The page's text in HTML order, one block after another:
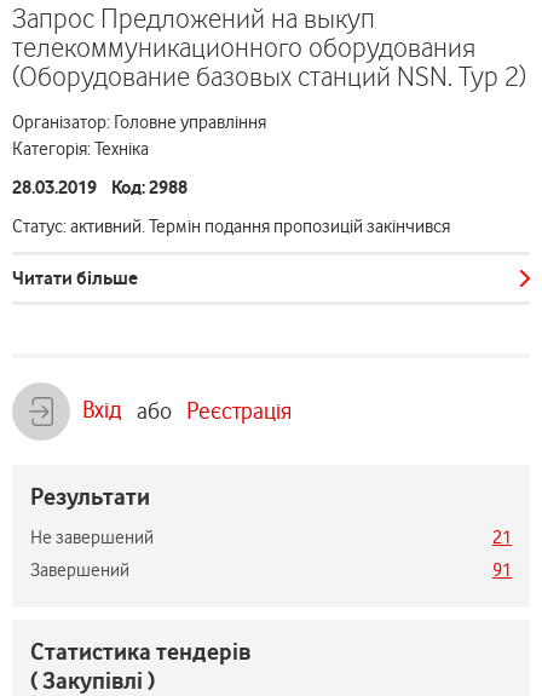
Запрос Предложений на выкуп
телекоммуникационного оборудования
(Оборудование базовых станций NSN. Тур 2)
Організатор: Головне управління
Категорія: Техніка
28.03.2019 Код: 2988
Статус: активний. Термін подання пропозицій закінчився
Читати більше
Вхід або Реєстрація
Результати
Не завершений
21
Завершений
91
Статистика тендерів
( Закупівлі )